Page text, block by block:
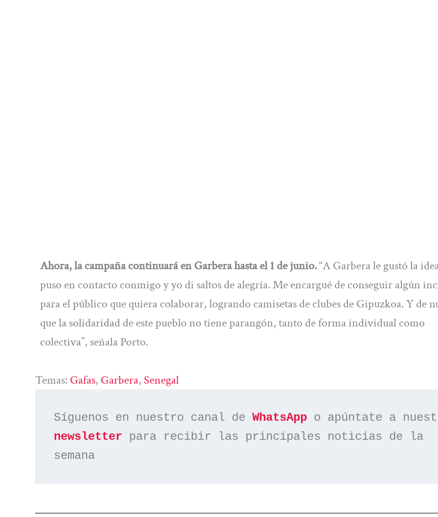
Ahora, la campaña continuará en Garbera hasta el 1 de junio.“A Garbera le gustó la
puso en contacto conmigo y yo di saltos de alegría. Me encargué de conseguir algún
para el público que quiera colaborar, logrando camisetas de clubes de Gipuzkoa. Y de
que la solidaridad de este pueblo no tiene parangón, tanto de forma individual como
colectiva”, señala Porto.
Temas: Gafas, Garbera, Senegal
Síguenos en nuestro canal de WhatsApp
newsletter para recibir las principales noticias de la
semana